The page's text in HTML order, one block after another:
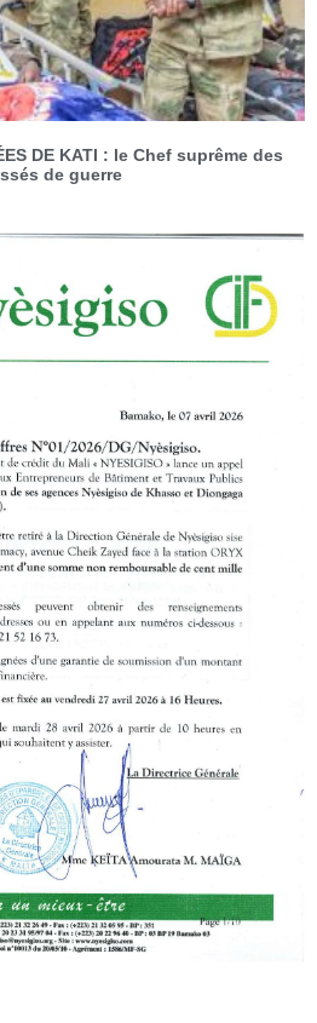
DE KATI : le Chef suprême des
de guerre